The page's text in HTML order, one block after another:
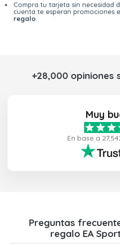
Compra tu tarjeta sin necesidad
cuenta te esperan promociones
regalo
+28,000 opiniones
Muy
En base a
Preguntas
regalo EA